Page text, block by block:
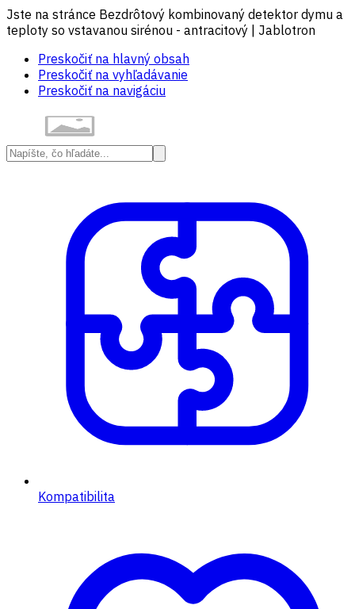
Jste na stránce Bezdrôtový kombinovaný detektor dymu a
teploty so vstavanou sirénou - antracitový | Jablotron
Preskočiť na hlavný obsah
Preskočiť na vyhľadávanie
Preskočiť na navigáciu
Kompatibilita